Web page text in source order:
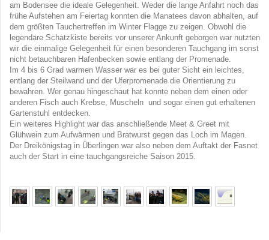
am Bodensee die ideale Gelegenheit. Weder die lange Anfahrt noch das
frühe Aufstehen am Feiertag konnten die Manatees davon abhalten, auf
dem größten Tauchertreffen im Winter Flagge zu zeigen. Obwohl die
legendäre Schatzkiste bereits vor unserer Ankunft geborgen war nutzten
wir die einmalige Gelegenheit für einen besonderen Tauchgang im sonst
nicht betauchbaren Hafenbecken sowie entlang der Promenade.
Im 4 bis 6 Grad warmen Wasser war es bei guter Sicht ein leichtes,
entlang der Steilwand und der Uferpromenade die Orientierung zu
bewahren. Wer genau hingeschaut hat konnte neben dem einen oder
anderen Fisch auch Krebse, Muscheln und sogar einen gut erhaltenen
Gartenstuhl entdecken.
Ein weiteres Highlight war das anschließende Meet & Greet mit
Glühwein zum Aufwärmen und Bratwurst gegen das Loch im Magen.
Der Dreikönigstag in Überlingen war also neben dem Auftakt der Fasnet
auch der Start in eine tauchgangsreiche Saison 2015.